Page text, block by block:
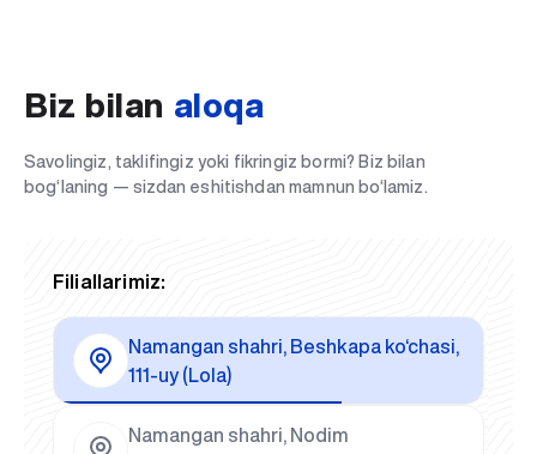
Biz bilan aloqa
Savolingiz, taklifingiz yoki fikringiz bormi? Biz bilan
bog‘laning — sizdan eshitishdan mamnun bo‘lamiz.
Filiallarimiz:
Namangan shahri, Beshkapa ko‘chasi,
111-uy (Lola)
Namangan shahri, Nodim